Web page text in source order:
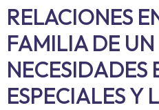
RELACIONES
FAMILIA DE
NECESIDADES
ESPECIALES Y